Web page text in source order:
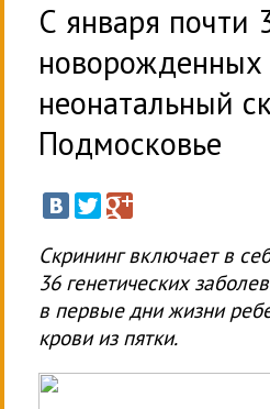
С января почти
неонатальный
Подмосковье
Скрининг включает в
36 генетических
в первые дни жизни
крови из пятки.